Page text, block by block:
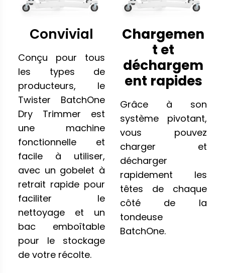
Convivial
Conçu pour tous
les types de
producteurs, le
Twister BatchOne
Dry Trimmer est
une machine
fonctionnelle et
facile à utiliser,
avec un gobelet à
retrait rapide pour
faciliter le
nettoyage et un
bac emboîtable
pour le stockage
de votre récolte.
Chargemen
t et
déchargem
ent rapides
Grâce à son
système pivotant,
vous pouvez
charger et
décharger
rapidement les
têtes de chaque
côté de la
tondeuse
BatchOne.